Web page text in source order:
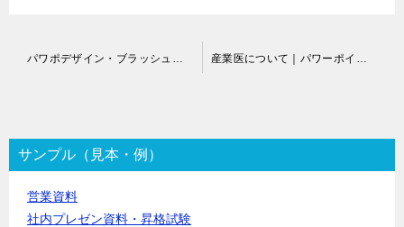
ゲ
ー
シ
サンプル（見本・例）
営業資料
社内プレゼン資料・昇格試験